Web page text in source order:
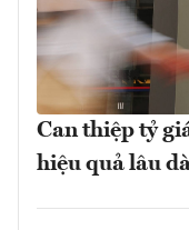
Can thiệp tỷ
hiệu quả lâu